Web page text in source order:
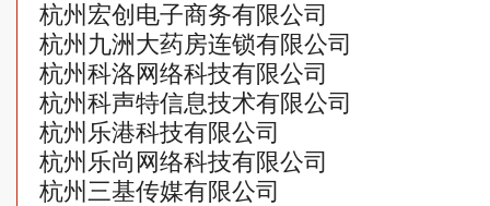
杭州宏创电子商务有限公司
杭州九洲大药房连锁有限公司
杭州科洛网络科技有限公司
杭州科声特信息技术有限公司
杭州乐港科技有限公司
杭州乐尚网络科技有限公司
杭州三基传媒有限公司